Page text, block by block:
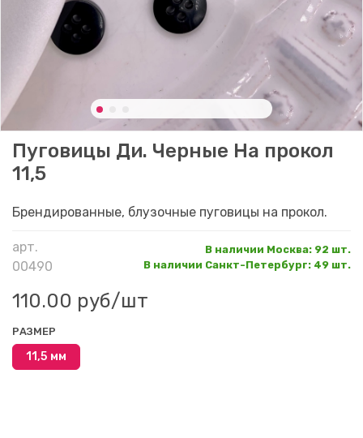
арт.
00490
В наличии Москва: 92 шт.
В наличии Санкт-Петербург: 49 шт.
Пуговицы Ди. Черные На прокол
11,5
110.00 руб/шт
РАЗМЕР
11,5 мм
Брендированные, блузочные пуговицы на прокол.